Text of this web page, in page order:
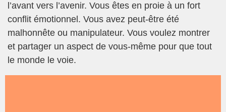
l’avant vers l’avenir. Vous êtes en proie à un fort
conflit émotionnel. Vous avez peut-être été
malhonnête ou manipulateur. Vous voulez montrer
et partager un aspect de vous-même pour que tout
le monde le voie.